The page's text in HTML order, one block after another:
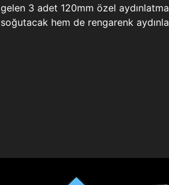
gelen 3 adet 120mm özel
soğutacak hem de rengarenk